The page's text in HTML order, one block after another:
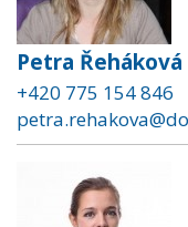
Petra Řeháková
+420 775 154 846